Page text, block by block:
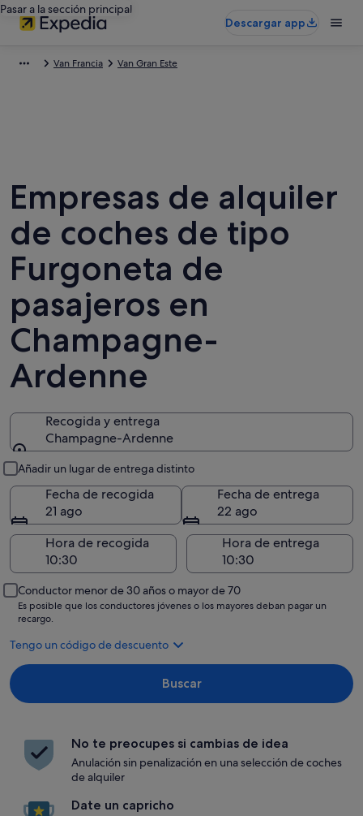
Pasar a la sección principal
Descargar app
Van Francia Van Gran Este
Empresas de alquiler
de coches de tipo
Furgoneta de
pasajeros en
Champagne-
Ardenne
Recogida y entrega
Champagne-Ardenne
Añadir un lugar de entrega distinto
Fecha de recogida
21 ago
Fecha de entrega
22 ago
Hora de recogida
Hora de entrega
Conductor menor de 30 años o mayor de 70
Es posible que los conductores jóvenes o los mayores deban pagar un
recargo.
Tengo un código de descuento
Buscar
No te preocupes si cambias de idea
Anulación sin penalización en una selección de coches
de alquiler
Date un capricho